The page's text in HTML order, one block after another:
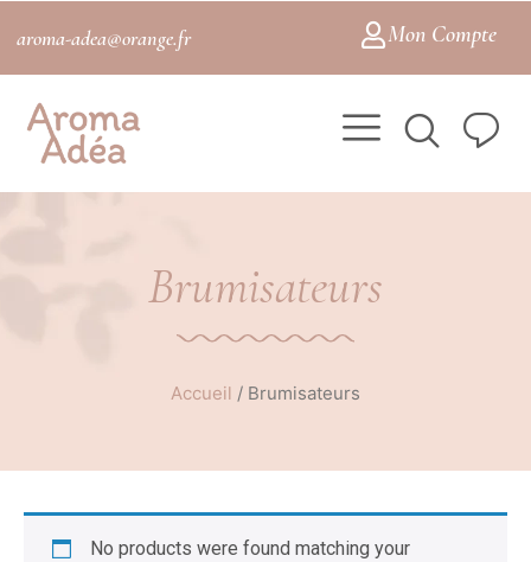
aroma-adea@orange.fr Mon Compte
Brumisateurs
Accueil / Brumisateurs
No products were found matching your